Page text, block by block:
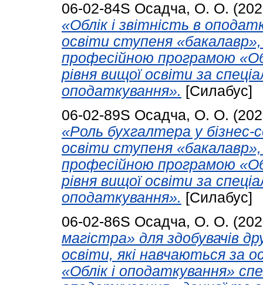
06-02-84S Осадча, О. О.
«Облік і звітність в
освіти ступеня
професійною програмою
рівня вищої освіти за
оподаткування». [Силабус]
06-02-89S Осадча, О. О.
«Роль бухгалтера у бізнес-
освіти ступеня
професійною програмою
рівня вищої освіти за
оподаткування». [Силабус]
06-02-86S Осадча, О. О.
магістра» для здобувачів
освіти, які навчаються за
«Облік і оподаткування»